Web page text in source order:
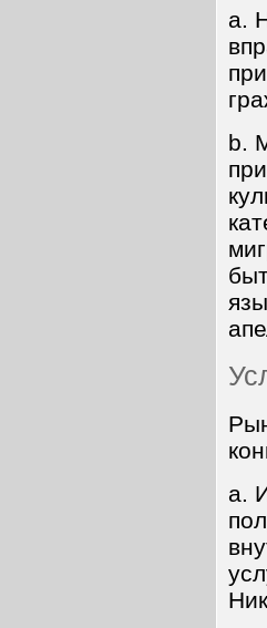
a.
b.
a.